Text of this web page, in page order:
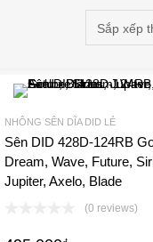
NHÔNG SÊN DĨA DID LẺ
Sên DID 428D-124RB
Dream, Wave, Future,
Jupiter, Axelo, Blade
(0 reviews)